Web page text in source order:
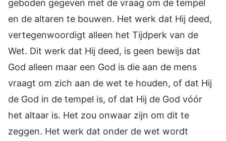
geboden gegeven met de vraag om de tempel
en de altaren te bouwen. Het werk dat Hij deed,
vertegenwoordigt alleen het Tijdperk van de
Wet. Dit werk dat Hij deed, is geen bewijs dat
God alleen maar een God is die aan de mens
vraagt om zich aan de wet te houden, of dat Hij
de God in de tempel is, of dat Hij de God vóór
het altaar is. Het zou onwaar zijn om dit te
zeggen. Het werk dat onder de wet wordt